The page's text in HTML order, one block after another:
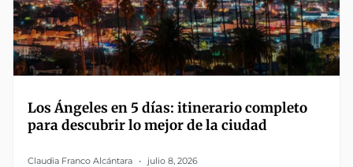
Los Ángeles en 5 días: itinerario completo
para descubrir lo mejor de la ciudad
Claudia Franco Alcántara julio 8, 2026